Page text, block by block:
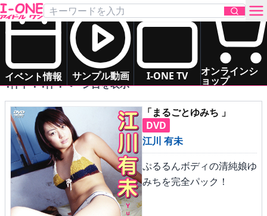
イベント情報 サンプル動画 I-ONE TV オンラインシ
ョップ
お問い合わせ
TOP
DVD
Blu-ray
サンプル動画
2003年1月28日発売 の DVD一覧
新作 次回作 発売年月日
1件中 1-1件 1ページ目を表示
「まるごとゆみち 」
DVD
江川 有未
ぷるるんボディの清純娘ゆ
みちを完全パック！